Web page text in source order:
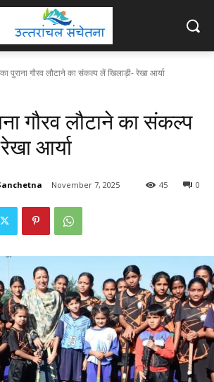
पुराना गौरव लौटाने का संकल्प लें खिलाड़ी- रेखा आर्या
गौरव लौटाने का संकल्प
आर्या
November 7, 2025 0
45